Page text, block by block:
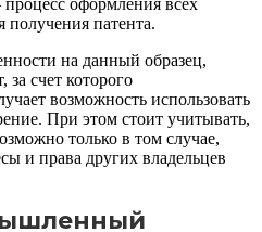
патента.
на данный образец,
за счет которого
возможность использовать
При этом стоит учитывать,
только в том случае,
и права других владельцев